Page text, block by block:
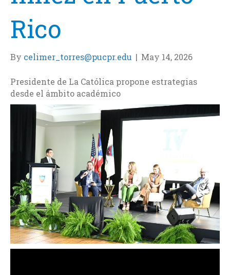
Rico
By celimer_torres@pucpr.edu | May 14, 2026
Presidente de La Católica propone estrategias
desde el ámbito académico